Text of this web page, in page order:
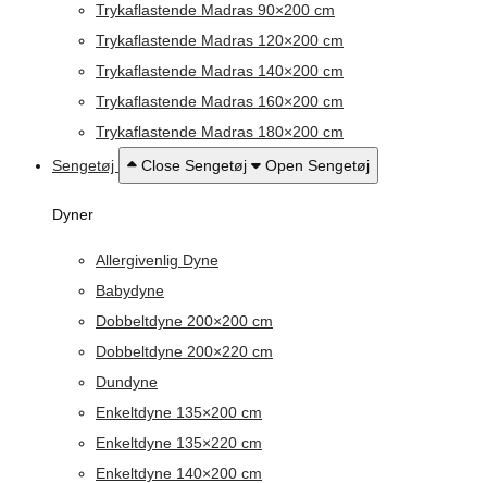
Trykaflastende Madras 90×200 cm
Trykaflastende Madras 120×200 cm
Trykaflastende Madras 140×200 cm
Trykaflastende Madras 160×200 cm
Trykaflastende Madras 180×200 cm
Sengetøj
Close Sengetøj Open Sengetøj
Dyner
Allergivenlig Dyne
Babydyne
Dobbeltdyne 200×200 cm
Dobbeltdyne 200×220 cm
Dundyne
Enkeltdyne 135×200 cm
Enkeltdyne 135×220 cm
Enkeltdyne 140×200 cm